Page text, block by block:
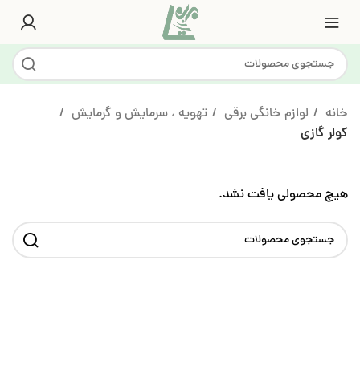
خانه لوازم خانگی برقی
تهویه ، سرمایش و گرمایش
کولر گازی
هیچ محصولی یافت نشد.